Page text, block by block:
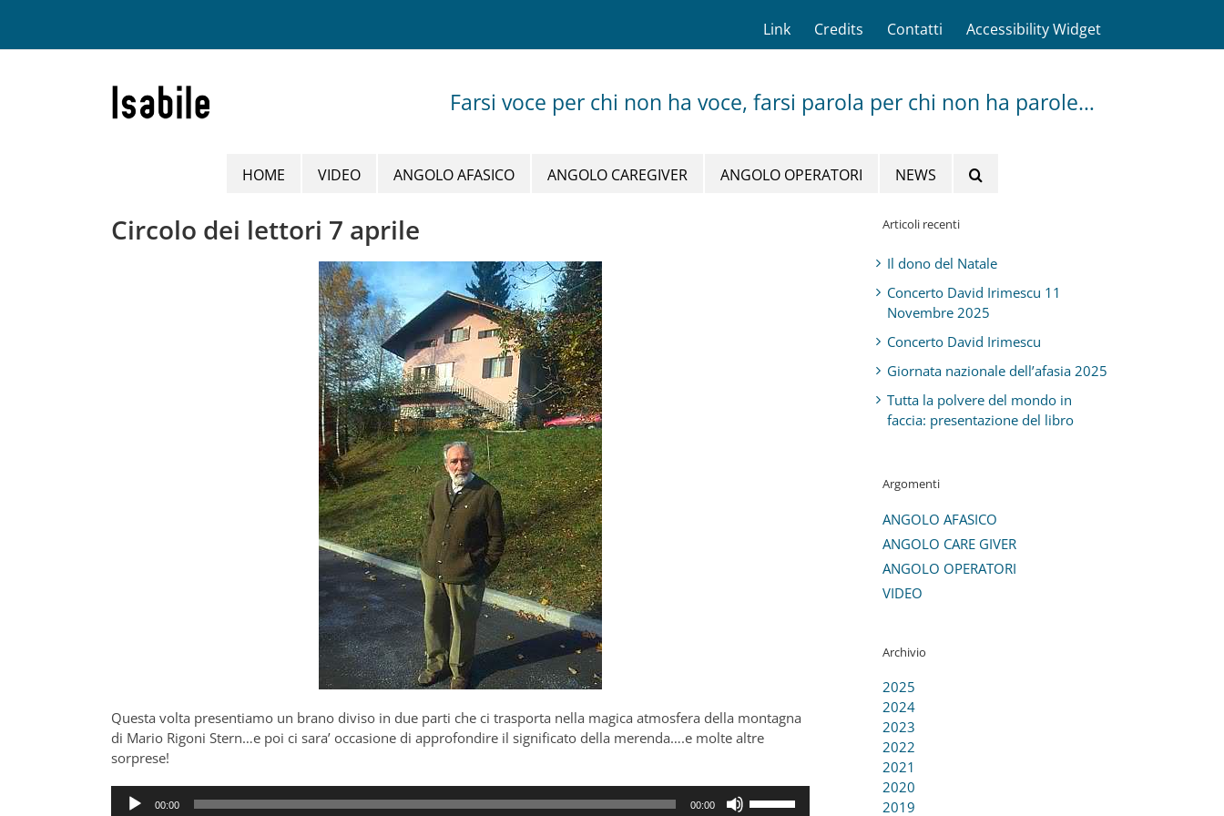
contenuto
Link Credits Contatti Accessibility Widget
Farsi voce per chi non ha voce, farsi parola per chi non ha parole…
HOME VIDEO ANGOLO AFASICO ANGOLO CAREGIVER ANGOLO OPERATORI NEWS
Circolo dei lettori 7 aprile
Questa volta presentiamo un brano diviso in due parti che ci trasporta nella magica atmosfera della montagna
di Mario Rigoni Stern…e poi ci sara’ occasione di approfondire il significato della merenda….e molte altre
sorprese!
Audio
00:00 00:00
Articoli recenti
Il dono del Natale
Concerto David Irimescu 11
Novembre 2025
Concerto David Irimescu
Giornata nazionale dell’afasia 2025
Tutta la polvere del mondo in
faccia: presentazione del libro
Argomenti
ANGOLO AFASICO
ANGOLO CARE GIVER
ANGOLO OPERATORI
VIDEO
Archivio
2025
2024
2023
2022
2021
2020
2019